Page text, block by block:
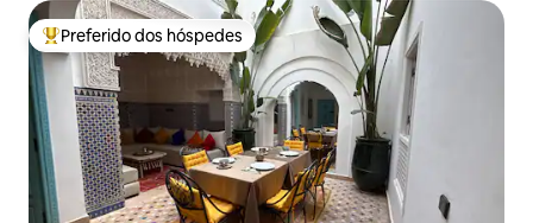
Entre os melhores preferidos dos hóspedes
Preferido dos hóspedes